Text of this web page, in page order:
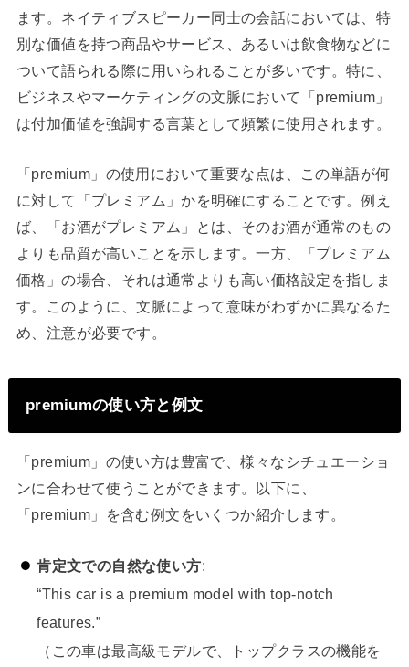
ます。ネイティブスピーカー同士の会話においては、特
別な価値を持つ商品やサービス、あるいは飲食物などに
ついて語られる際に用いられることが多いです。特に、
ビジネスやマーケティングの文脈において「premium」
は付加価値を強調する言葉として頻繁に使用されます。
「premium」の使用において重要な点は、この単語が何
に対して「プレミアム」かを明確にすることです。例え
ば、「お酒がプレミアム」とは、そのお酒が通常のもの
よりも品質が高いことを示します。一方、「プレミアム
価格」の場合、それは通常よりも高い価格設定を指しま
す。このように、文脈によって意味がわずかに異なるた
め、注意が必要です。
premiumの使い方と例文
「premium」の使い方は豊富で、様々なシチュエーショ
ンに合わせて使うことができます。以下に、
「premium」を含む例文をいくつか紹介します。
肯定文での自然な使い方:
“This car is a premium model with top-notch
features.”
（この車は最高級モデルで、トップクラスの機能を